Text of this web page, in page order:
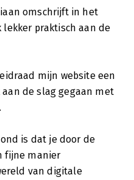
omschrijft in het
lekker praktisch aan de
mijn website een
de slag gegaan met
is dat je door de
fijne manier
van digitale